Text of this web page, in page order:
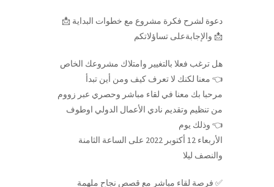
📩 دعوة لشرح فكرة مشروع مع خطوات البداية
والإجابةعلى تساؤلاتكم 📩
هل ترغب فعلا بالتغيير وامتلاك مشروعك الخاص
معنا لكنك لا تعرف كيف ومن أين تبدأ 👈
مرحبا بك معنا في لقاء مباشر وحصري عبر زووم
من تنظيم وتقديم نادي الأعمال الدولي اوطوف
وذلك يوم 👈
الأربعاء 12 أكتوبر 2022 على الساعة الثامنة
والنصف ليلا
فرصة لقاء مباشر مع قصص نجاح ملهمة ✅